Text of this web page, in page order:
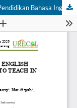
Pelatihan Bahasa Isyarat untuk Mahasiswa Pendidikan Bahasa Inggris UMS: Kesiapan Mengajar di Kelas Inklusif